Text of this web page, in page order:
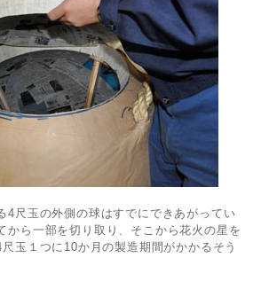
4尺玉の外側の球はすでにできあがってい
から一部を切り取り、そこから花火の星を
玉１つに10か月の製造期間がかかるそう